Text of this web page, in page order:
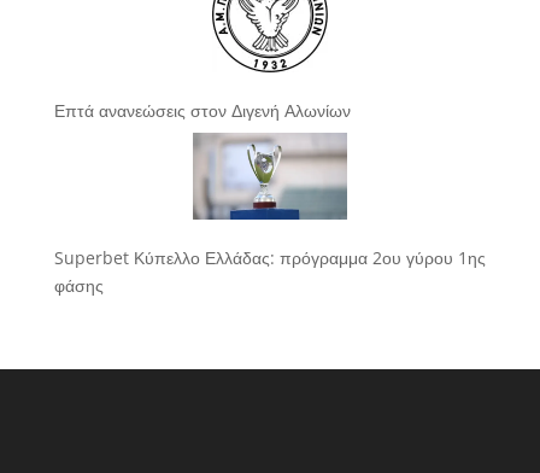
Επτά ανανεώσεις στον Διγενή Αλωνίων
Superbet Κύπελλο Ελλάδας: πρόγραμμα 2ου γύρου 1ης
φάσης